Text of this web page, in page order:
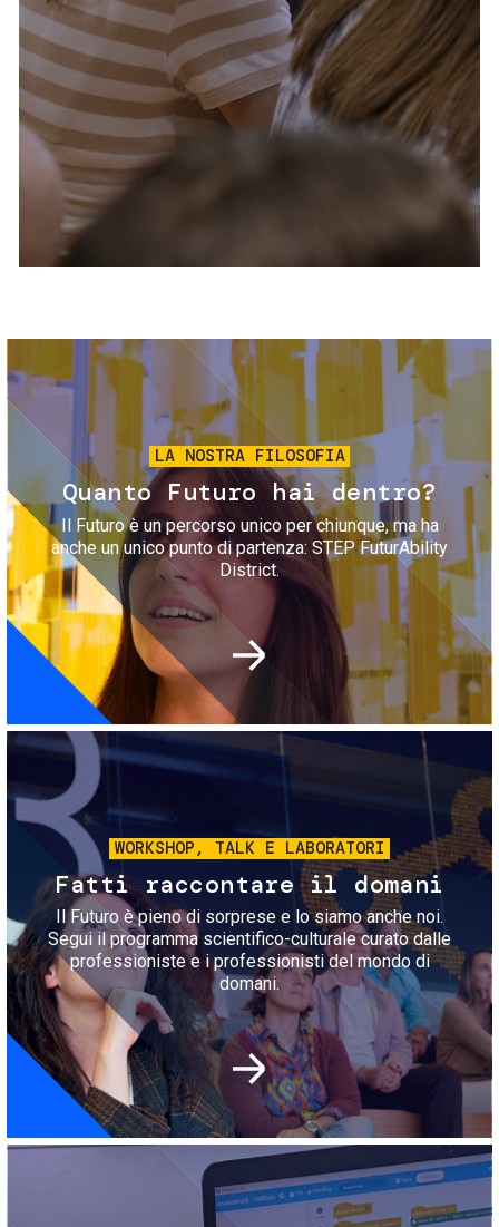
Servizi e accessibilità
Contatti
FAQ
Biglietti
Immagine
LA NOSTRA FILOSOFIA
Quanto Futuro hai dentro?
Il Futuro è un percorso unico per chiunque, ma ha
anche un unico punto di partenza: STEP FuturAbility
District.
Immagine
WORKSHOP, TALK E LABORATORI
Fatti raccontare il domani
Il Futuro è pieno di sorprese e lo siamo anche noi.
Segui il programma scientifico-culturale curato dalle
professioniste e i professionisti del mondo di
domani.
Immagine